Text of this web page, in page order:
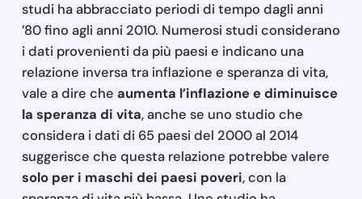
studi ha abbracciato periodi di tempo dagli anni
’80 fino agli anni 2010. Numerosi studi considerano
i dati provenienti da più paesi e indicano una
relazione inversa tra inflazione e speranza di vita,
vale a dire che aumenta l’inflazione e diminuisce
la speranza di vita, anche se uno studio che
considera i dati di 65 paesi del 2000 al 2014
suggerisce che questa relazione potrebbe valere
solo per i maschi dei paesi poveri, con la